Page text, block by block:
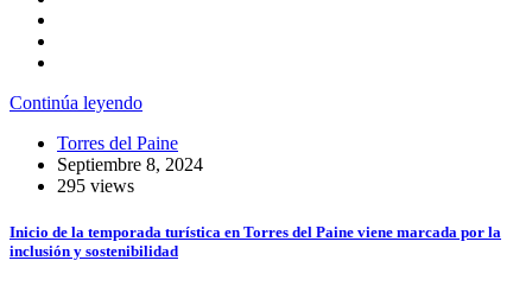
Continúa leyendo
Torres del Paine
Septiembre 8, 2024
295 views
Inicio de la temporada turística en Torres del Paine viene marcada por la
inclusión y sostenibilidad